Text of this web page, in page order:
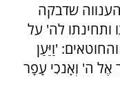
שדבקה
ותחינתו לה' על
'וַיַּעַן
אֶל ה' וְאָנֹכִי עָפָר